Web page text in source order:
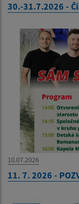
30.-31.7.2026 -
10.07.2026
11. 7. 2026 -